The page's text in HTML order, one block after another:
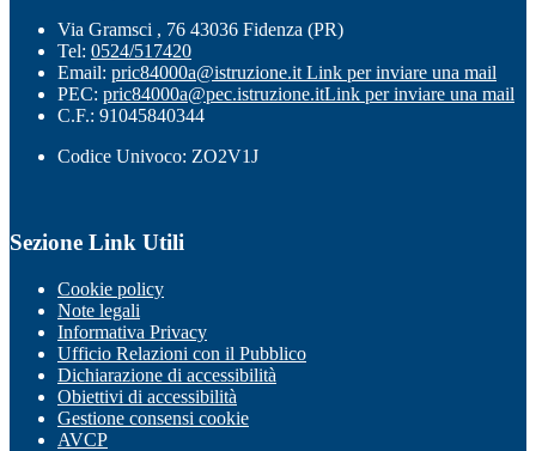
Via Gramsci , 76 43036 Fidenza (PR)
Tel: 0524/517420
Email: pric84000a@istruzione.it Link per inviare una mail
PEC: pric84000a@pec.istruzione.itLink per inviare una mail
C.F.: 91045840344
Codice Univoco: ZO2V1J
Sezione Link Utili
Cookie policy
Note legali
Informativa Privacy
Ufficio Relazioni con il Pubblico
Dichiarazione di accessibilità
Obiettivi di accessibilità
Gestione consensi cookie
AVCP